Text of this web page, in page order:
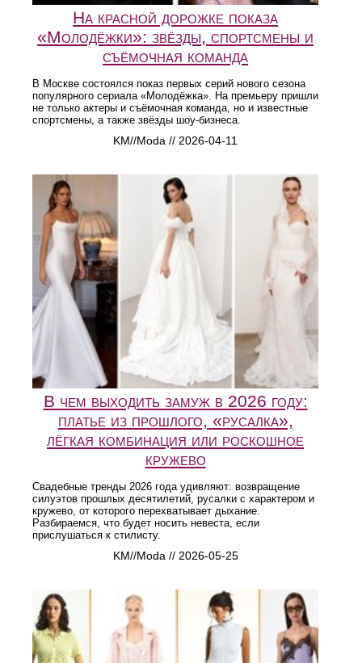
На красной дорожке показа
«Молодёжки»: звёзды, спортсмены и
съёмочная команда
В Москве состоялся показ первых серий нового сезона
популярного сериала «Молодёжка». На премьеру пришли
не только актеры и съёмочная команда, но и известные
спортсмены, а также звёзды шоу-бизнеса.
KM//Moda // 2026-04-11
В чем выходить замуж в 2026 году:
платье из прошлого, «русалка»,
лёгкая комбинация или роскошное
кружево
Свадебные тренды 2026 года удивляют: возвращение
силуэтов прошлых десятилетий, русалки с характером и
кружево, от которого перехватывает дыхание.
Разбираемся, что будет носить невеста, если
прислушаться к стилисту.
KM//Moda // 2026-05-25